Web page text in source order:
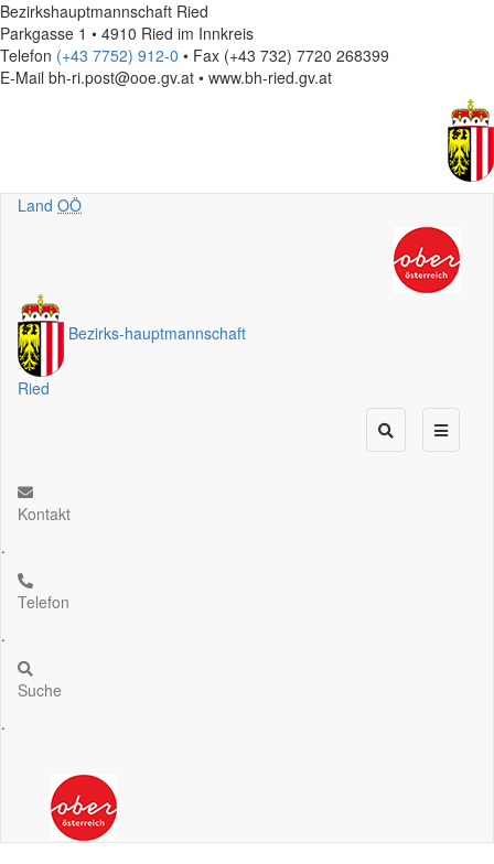
Bezirkshauptmannschaft Ried
Parkgasse 1 • 4910 Ried im Innkreis
Telefon (+43 7752) 912-0 • Fax (+43 732) 7720 268399
E-Mail bh-ri.post@ooe.gv.at • www.bh-ried.gv.at
Land OÖ
Bezirks-hauptmannschaft
Ried
Kontakt
.
Telefon
.
Suche
.